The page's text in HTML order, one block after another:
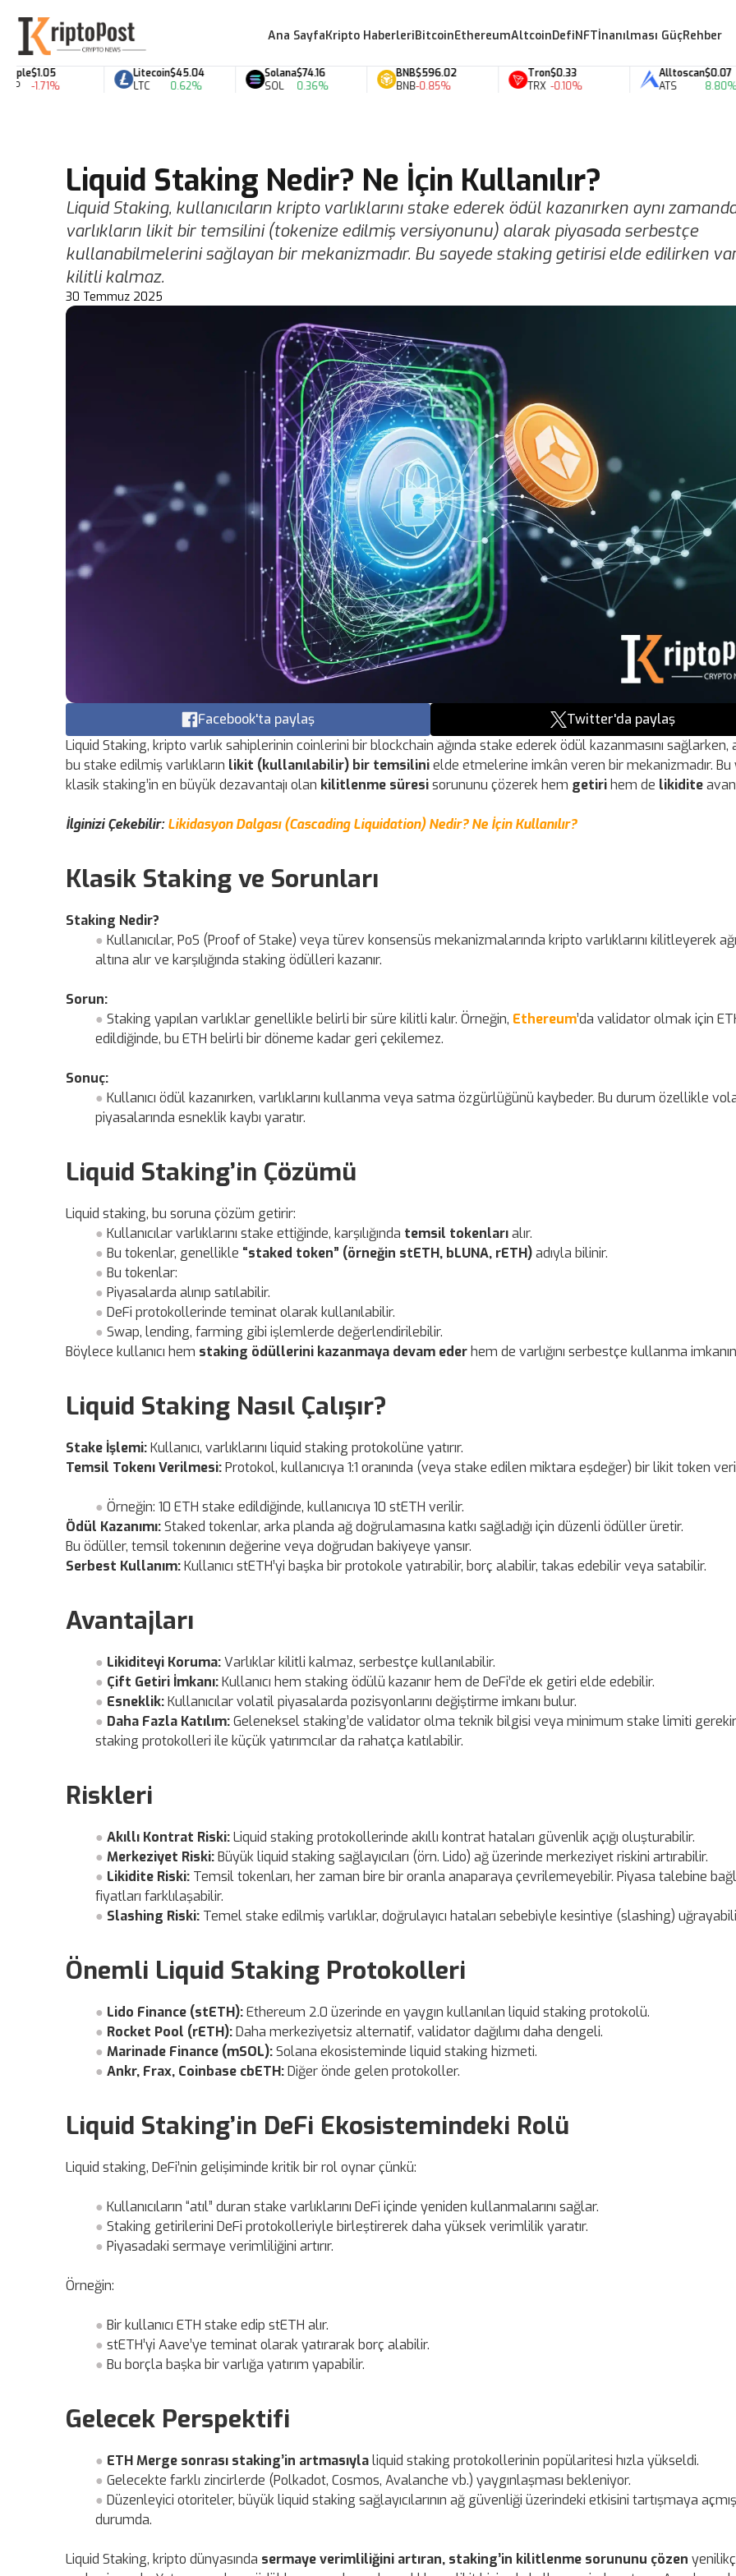
Ana SayfaKripto HaberleriBitcoinEthereumAltcoinDefiNFTİnanılması GüçRehber
$1.05
-1.71%
Litecoin
LTC
$45.04
0.62%
Solana
SOL
$74.16
0.36%
BNB
BNB
$596.02
-0.85%
Tron
TRX
$0.33
-0.10%
Alltoscan
ATS
$0.07
8.80%
Liquid Staking Nedir? Ne İçin Kullanılır?
Liquid Staking, kullanıcıların kripto varlıklarını stake ederek ödül kazanırken aynı
varlıkların likit bir temsilini (tokenize edilmiş versiyonunu) alarak piyasada serbestçe
kullanabilmelerini sağlayan bir mekanizmadır. Bu sayede staking getirisi elde edilirken
kilitli kalmaz.
30 Temmuz 2025
Facebook'ta paylaş
Twitter'da paylaş
Liquid Staking, kripto varlık sahiplerinin coinlerini bir blockchain ağında stake ederek ödül kazanmasını sağlarken,
bu stake edilmiş varlıkların likit (kullanılabilir) bir temsilinielde etmelerine imkân veren bir mekanizmadır. Bu
klasik staking’in en büyük dezavantajı olan kilitlenme süresisorununu çözerek hem getirihem de likidite
İlginizi Çekebilir:Likidasyon Dalgası (Cascading Liquidation) Nedir? Ne İçin Kullanılır?
Klasik Staking ve Sorunları
Staking Nedir?
Kullanıcılar, PoS (Proof of Stake) veya türev konsensüs mekanizmalarında kripto varlıklarını kilitleyerek
altına alır ve karşılığında staking ödülleri kazanır.
Sorun:
Staking yapılan varlıklar genellikle belirli bir süre kilitli kalır. Örneğin, Ethereum’da validator olmak için
edildiğinde, bu ETH belirli bir döneme kadar geri çekilemez.
Sonuç:
Kullanıcı ödül kazanırken, varlıklarını kullanma veya satma özgürlüğünü kaybeder. Bu durum özellikle
piyasalarında esneklik kaybı yaratır.
Liquid Staking’in Çözümü
Liquid staking, bu soruna çözüm getirir:
Kullanıcılar varlıklarını stake ettiğinde, karşılığında temsil tokenlarıalır.
Bu tokenlar, genellikle “staked token” (örneğin stETH, bLUNA, rETH)adıyla bilinir.
Bu tokenlar:
Piyasalarda alınıp satılabilir.
DeFi protokollerinde teminat olarak kullanılabilir.
Swap, lending, farming gibi işlemlerde değerlendirilebilir.
Böylece kullanıcı hem staking ödüllerini kazanmaya devam ederhem de varlığını serbestçe kullanma
Liquid Staking Nasıl Çalışır?
Stake İşlemi:Kullanıcı, varlıklarını liquid staking protokolüne yatırır.
Temsil Tokenı Verilmesi:Protokol, kullanıcıya 1:1 oranında (veya stake edilen miktara eşdeğer) bir likit token
Örneğin: 10 ETH stake edildiğinde, kullanıcıya 10 stETH verilir.
Ödül Kazanımı:Staked tokenlar, arka planda ağ doğrulamasına katkı sağladığı için düzenli ödüller üretir.
Bu ödüller, temsil tokenının değerine veya doğrudan bakiyeye yansır.
Serbest Kullanım:Kullanıcı stETH’yi başka bir protokole yatırabilir, borç alabilir, takas edebilir veya satabilir.
Avantajları
Likiditeyi Koruma:Varlıklar kilitli kalmaz, serbestçe kullanılabilir.
Çift Getiri İmkanı:Kullanıcı hem staking ödülü kazanır hem de DeFi’de ek getiri elde edebilir.
Esneklik:Kullanıcılar volatil piyasalarda pozisyonlarını değiştirme imkanı bulur.
Daha Fazla Katılım:Geleneksel staking’de validator olma teknik bilgisi veya minimum stake limiti
staking protokolleri ile küçük yatırımcılar da rahatça katılabilir.
Riskleri
Akıllı Kontrat Riski:Liquid staking protokollerinde akıllı kontrat hataları güvenlik açığı oluşturabilir.
Merkeziyet Riski:Büyük liquid staking sağlayıcıları (örn. Lido) ağ üzerinde merkeziyet riskini artırabilir.
Likidite Riski:Temsil tokenları, her zaman bire bir oranla anaparaya çevrilemeyebilir. Piyasa talebine
fiyatları farklılaşabilir.
Slashing Riski:Temel stake edilmiş varlıklar, doğrulayıcı hataları sebebiyle kesintiye (slashing)
Önemli Liquid Staking Protokolleri
Lido Finance (stETH):Ethereum 2.0 üzerinde en yaygın kullanılan liquid staking protokolü.
Rocket Pool (rETH):Daha merkeziyetsiz alternatif, validator dağılımı daha dengeli.
Marinade Finance (mSOL):Solana ekosisteminde liquid staking hizmeti.
Ankr, Frax, Coinbase cbETH:Diğer önde gelen protokoller.
Liquid Staking’in DeFi Ekosistemindeki Rolü
Liquid staking, DeFi’nin gelişiminde kritik bir rol oynar çünkü:
Kullanıcıların “atıl” duran stake varlıklarını DeFi içinde yeniden kullanmalarını sağlar.
Staking getirilerini DeFi protokolleriyle birleştirerek daha yüksek verimlilik yaratır.
Piyasadaki sermaye verimliliğini artırır.
Örneğin:
Bir kullanıcı ETH stake edip stETH alır.
stETH’yi Aave’ye teminat olarak yatırarak borç alabilir.
Bu borçla başka bir varlığa yatırım yapabilir.
Gelecek Perspektifi
ETH Merge sonrası staking’in artmasıylaliquid staking protokollerinin popülaritesi hızla yükseldi.
Gelecekte farklı zincirlerde (Polkadot, Cosmos, Avalanche vb.) yaygınlaşması bekleniyor.
Düzenleyici otoriteler, büyük liquid staking sağlayıcılarının ağ güvenliği üzerindeki etkisini tartışmaya açmış
durumda.
Liquid Staking, kripto dünyasında sermaye verimliliğini artıran, staking’in kilitlenme sorununu çözen